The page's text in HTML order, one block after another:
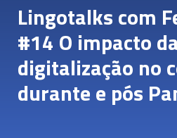
Lingotalks com
#14 O impacto
digitalização no
durante e pós